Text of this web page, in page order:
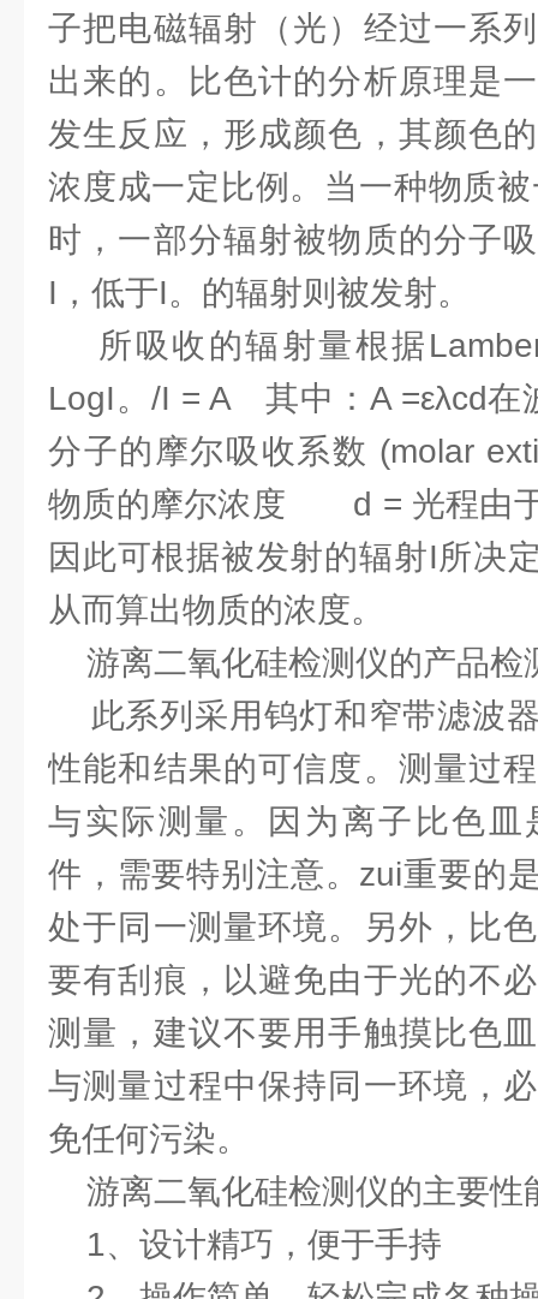
子把电磁辐射（光）经过一系
出来的。比色计的分析原理是
发生反应，形成颜色，其颜色
浓度成一定比例。当一种物质
时，一部分辐射被物质的分子
I，低于I。的辐射则被发射。
所吸收的辐射量根据
LogI。/I = A 其中：A =ελcd在
分子的摩尔吸收系数 (molar
物质的摩尔浓度 d = 光程由于
因此可根据被发射的辐射I所决
从而算出物质的浓度。
游离二氧化硅检测仪的产品检
此系列采用钨灯和窄带滤波
性能和结果的可信度。测量过
与实际测量。因为离子比色皿
件，需要特别注意。zui重要的
处于同一测量环境。另外，比
要有刮痕，以避免由于光的不
测量，建议不要用手触摸比色
与测量过程中保持同一环境，
免任何污染。
游离二氧化硅检测仪的主要性
1、设计精巧，便于手持